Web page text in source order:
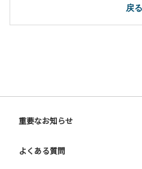
戻る
重要なお知らせ
よくある質問